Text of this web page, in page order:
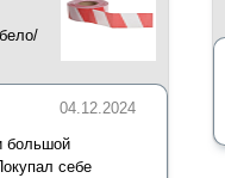
04.12.2024
большой
себе